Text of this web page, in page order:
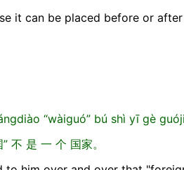
it can be placed before or
“wàiɡuó” bú shì yī ɡè
不 是 一 个 国家。